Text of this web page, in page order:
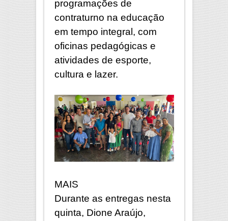
programações de
contraturno na educação
em tempo integral, com
oficinas pedagógicas e
atividades de esporte,
cultura e lazer.
MAIS
Durante as entregas nesta
quinta, Dione Araújo,